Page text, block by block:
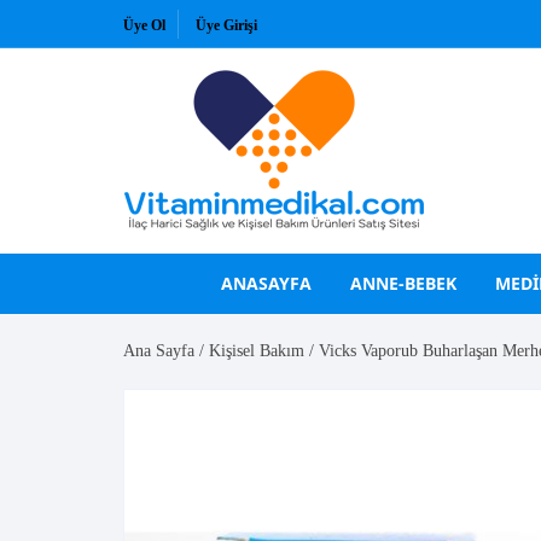
Üye Ol Üye Girişi
ANASAYFA ANNE-BEBEK
VİTAMİNLER
GÜNEŞ KREMLERİ
Ana Sayfa / Kişisel Bakım / Vicks Vaporub Buharlaşan